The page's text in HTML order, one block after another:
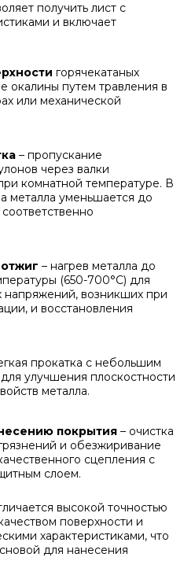
получить лист с
и включает
горячекатаных
окалины путем травления в
или механической
– пропускание
через валки
комнатной температуре. В
металла уменьшается до
– нагрев металла до
(650-700°C) для
напряжений, возникших при
и восстановления
прокатка с небольшим
улучшения плоскостности
металла.
покрытия – очистка
и обезжиривание
сцепления с
слоем.
высокой точностью
поверхности и
характеристиками, что
для нанесения